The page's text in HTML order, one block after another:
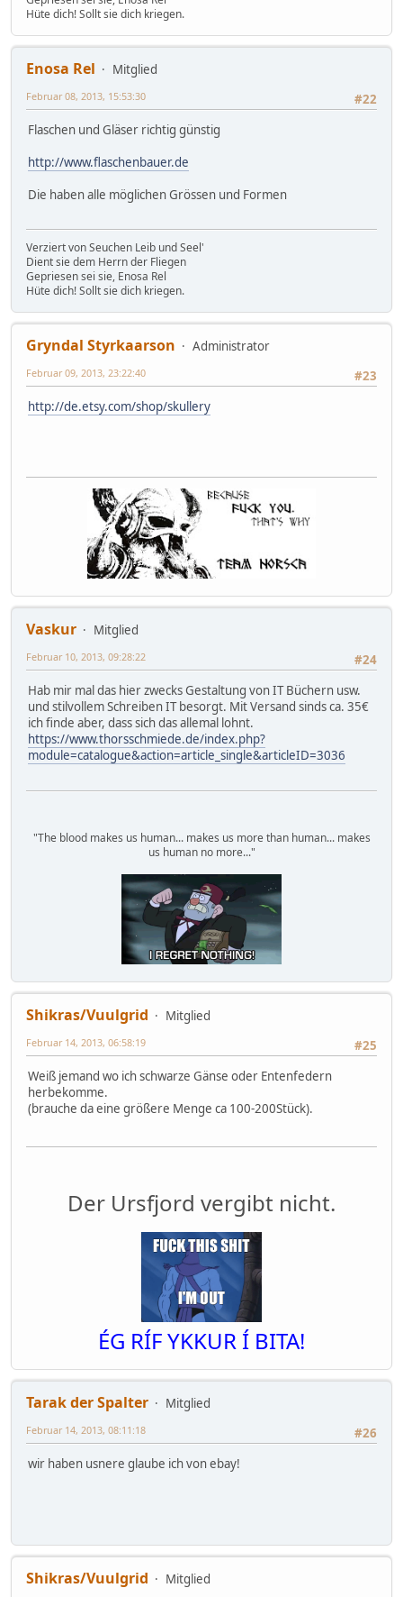
Hüte dich! Sollt sie dich kriegen.
Enosa Rel
Mitglied
#22
Februar 08, 2013, 15:53:30
Flaschen und Gläser richtig günstig
http://www.flaschenbauer.de
Die haben alle möglichen Grössen und Formen
Verziert von Seuchen Leib und Seel'
Dient sie dem Herrn der Fliegen
Gepriesen sei sie, Enosa Rel
Hüte dich! Sollt sie dich kriegen.
Gryndal Styrkaarson
Administrator
#23
Februar 09, 2013, 23:22:40
http://de.etsy.com/shop/skullery
Vaskur
Mitglied
#24
Februar 10, 2013, 09:28:22
Hab mir mal das hier zwecks Gestaltung von IT Büchern usw.
und stilvollem Schreiben IT besorgt. Mit Versand sinds ca. 35€
ich finde aber, dass sich das allemal lohnt.
https://www.thorsschmiede.de/index.php?
module=catalogue&action=article_single&articleID=3036
"The blood makes us human... makes us more than human... makes
us human no more..."
Shikras/Vuulgrid
Mitglied
#25
Februar 14, 2013, 06:58:19
Weiß jemand wo ich schwarze Gänse oder Entenfedern
herbekomme.
(brauche da eine größere Menge ca 100-200Stück).
Der Ursfjord vergibt nicht.
ÉG RÍF YKKUR Í BITA!
Tarak der Spalter
Mitglied
#26
Februar 14, 2013, 08:11:18
wir haben usnere glaube ich von ebay!
Shikras/Vuulgrid
Mitglied